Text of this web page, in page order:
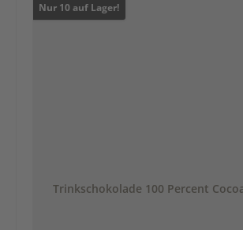
Nur 10 auf Lager!
Trinkschokolade 100 Percent